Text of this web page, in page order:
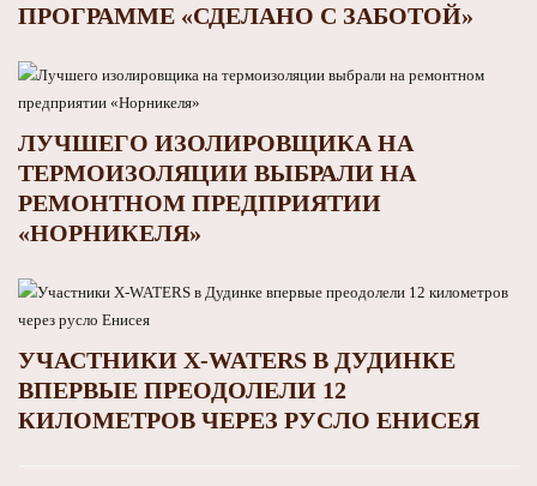
ПРОГРАММЕ «СДЕЛАНО С ЗАБОТОЙ»
ЛУЧШЕГО ИЗОЛИРОВЩИКА НА
ТЕРМОИЗОЛЯЦИИ ВЫБРАЛИ НА
РЕМОНТНОМ ПРЕДПРИЯТИИ
«НОРНИКЕЛЯ»
УЧАСТНИКИ X-WATERS В ДУДИНКЕ
ВПЕРВЫЕ ПРЕОДОЛЕЛИ 12
КИЛОМЕТРОВ ЧЕРЕЗ РУСЛО ЕНИСЕЯ